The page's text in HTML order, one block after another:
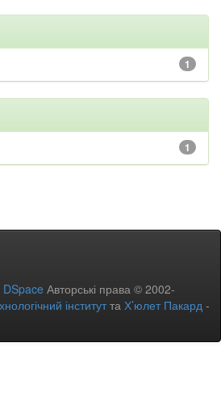
1
1
Авторські права © 2002-
інститутта Х’юлет Пакард -